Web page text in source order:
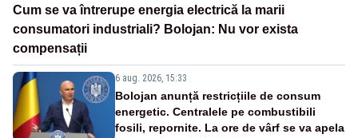
Cum se va întrerupe energia electrică la marii
consumatori industriali? Bolojan: Nu vor exista
compensații
6 aug. 2026, 15:33
Bolojan anunță restricțiile de consum
energetic. Centralele pe combustibili
fosili, repornite. La ore de vârf se va apela